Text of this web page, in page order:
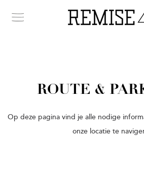
ROUTE &
Op deze pagina vind je alle nodige
onze locatie te